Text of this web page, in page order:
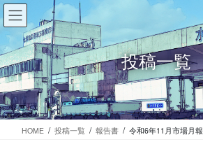
コ
ン
テ
ン
ツ
に
移
動
ナ
ビ
ゲ
ー
シ
ョ
ン
に
移
投稿一覧
HOME 投稿一覧 報告書 令和6年11月市場月報